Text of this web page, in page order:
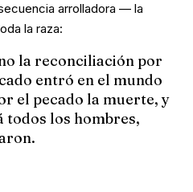
arrolladora — la
la raza:
la reconciliación por
entró en el mundo
el pecado la muerte, y
todos los hombres,